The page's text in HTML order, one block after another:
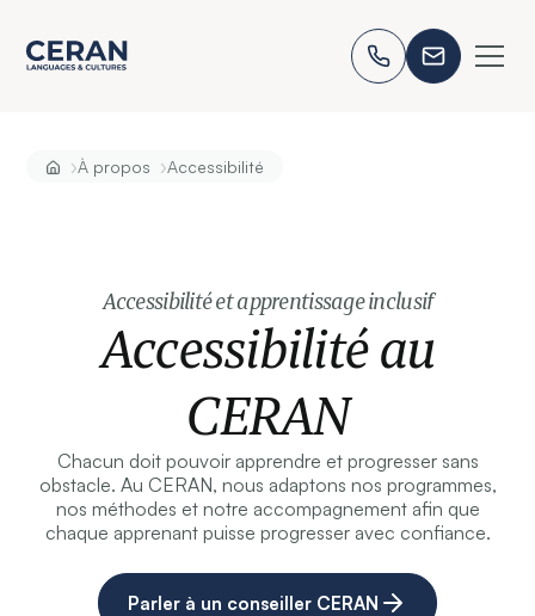
›À propos ›Accessibilité
Accessibilité et apprentissage inclusif
Accessibilité au
CERAN
Chacun doit pouvoir apprendre et progresser sans
obstacle. Au CERAN, nous adaptons nos programmes,
nos méthodes et notre accompagnement afin que
chaque apprenant puisse progresser avec confiance.
Parler à un conseiller CERAN